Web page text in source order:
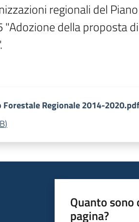
regionali del
"Adozione della proposta
Forestale Regionale 2014-2020.pdf
)
Quanto
pagina?